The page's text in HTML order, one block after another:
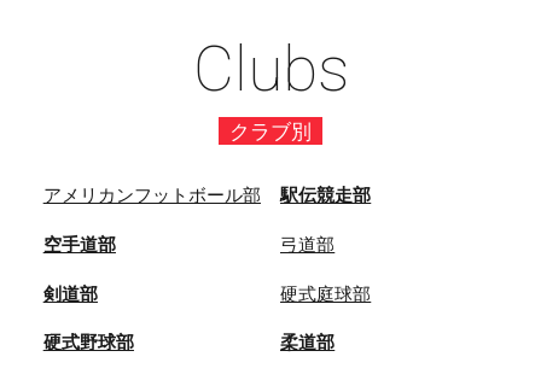
Clubs
クラブ別
アメリカンフットボール部 駅伝競走部
空手道部 弓道部
剣道部 硬式庭球部
硬式野球部 柔道部